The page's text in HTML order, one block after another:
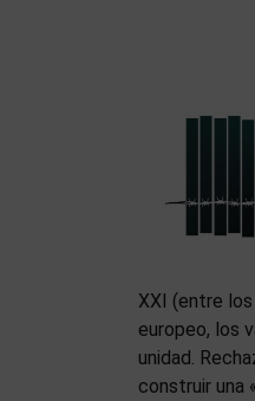
XXI (entre
europeo, los
unidad.
construir una